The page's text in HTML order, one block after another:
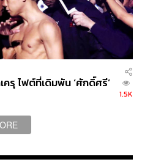
รุ ไฟต์ที่เดิมพัน ‘ศักดิ์ศรี’
1.5K